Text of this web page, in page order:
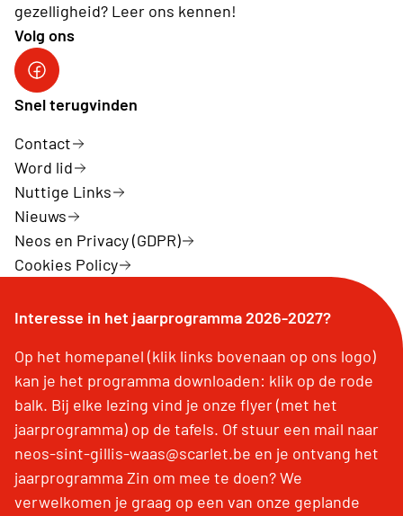
gezelligheid? Leer ons kennen!
Volg ons
Facebook van Neos Sint-Gillis-Waas
Snel terugvinden
Contact
Word lid
Nuttige Links
Nieuws
Neos en Privacy (GDPR)
Cookies Policy
Interesse in het jaarprogramma 2026-2027?
Op het homepanel (klik links bovenaan op ons logo)
kan je het programma downloaden: klik op de rode
balk. Bij elke lezing vind je onze flyer (met het
jaarprogramma) op de tafels. Of stuur een mail naar
neos-sint-gillis-waas@scarlet.be en je ontvang het
jaarprogramma Zin om mee te doen? We
verwelkomen je graag op een van onze geplande